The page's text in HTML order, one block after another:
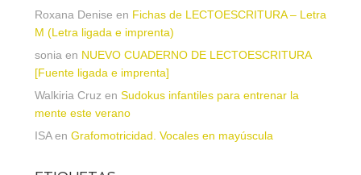
Roxana Denise en Fichas de LECTOESCRITURA – Letra
M (Letra ligada e imprenta)
sonia en NUEVO CUADERNO DE LECTOESCRITURA
[Fuente ligada e imprenta]
Walkiria Cruz en Sudokus infantiles para entrenar la
mente este verano
ISAen Grafomotricidad. Vocales en mayúscula